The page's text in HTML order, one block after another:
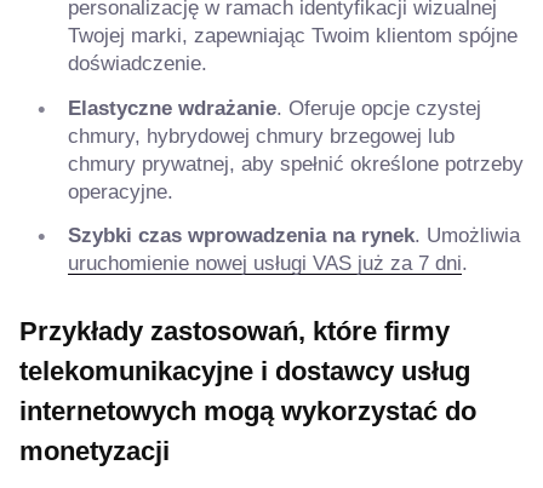
personalizację w ramach identyfikacji wizualnej
Twojej marki, zapewniając Twoim klientom spójne
doświadczenie.
Elastyczne wdrażanie. Oferuje opcje czystej
chmury, hybrydowej chmury brzegowej lub
chmury prywatnej, aby spełnić określone potrzeby
operacyjne.
Szybki czas wprowadzenia na rynek. Umożliwia
uruchomienie nowej usługi VAS już za 7 dni.
Przykłady zastosowań, które firmy
telekomunikacyjne i dostawcy usług
internetowych mogą wykorzystać do
monetyzacji